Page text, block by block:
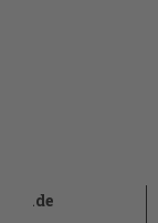
Wilde